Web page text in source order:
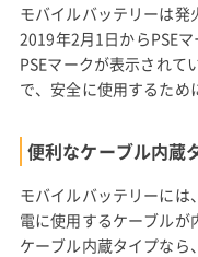
モバイルバッテリーは発
2019年2月1日からPSE
PSEマークが表示されて
で、安全に使用するため
便利なケーブル内蔵
モバイルバッテリーに
電に使用するケーブルが
ケーブル内蔵タイプな